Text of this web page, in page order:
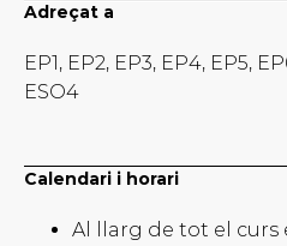
Adreçat a
EP1, EP2, EP3, EP4, EP5,
ESO4
Calendari i horari
Al llarg de tot el curs